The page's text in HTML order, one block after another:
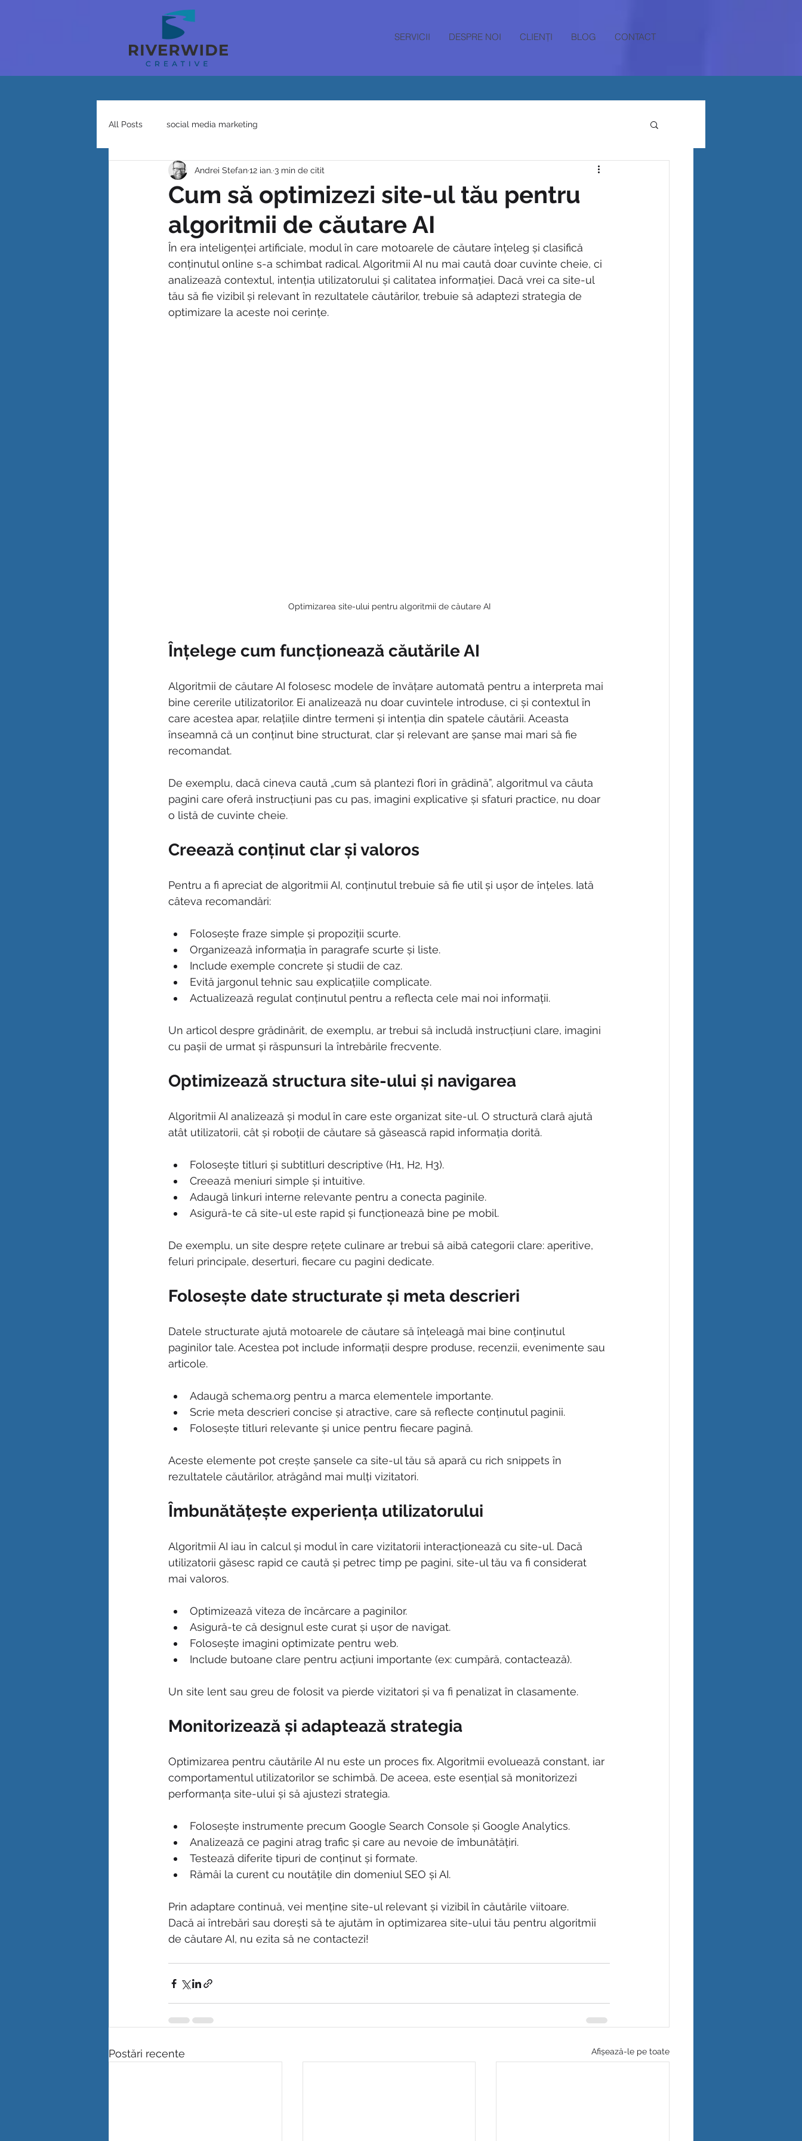
SERVICII DESPRE NOI CLIENȚI BLOG CONTACT
All Posts social media marketing
Cum să optimizezi site-ul tău pentru
algoritmii de căutare AI
Andrei Stefan12 ian. 3 min de citit
În era inteligenței artificiale, modul în care motoarele de căutare înțeleg și clasifică
conținutul online s-a schimbat radical. Algoritmii AI nu mai caută doar cuvinte cheie, ci
analizează contextul, intenția utilizatorului și calitatea informației. Dacă vrei ca site-ul
tău să fie vizibil și relevant în rezultatele căutărilor, trebuie să adaptezi strategia de
optimizare la aceste noi cerințe.
Optimizarea site-ului pentru algoritmii de căutare AI
Înțelege cum funcționează căutările AI
Algoritmii de căutare AI folosesc modele de învățare automată pentru a interpreta mai
bine cererile utilizatorilor. Ei analizează nu doar cuvintele introduse, ci și contextul în
care acestea apar, relațiile dintre termeni și intenția din spatele căutării. Aceasta
înseamnă că un conținut bine structurat, clar și relevant are șanse mai mari să fie
recomandat.
De exemplu, dacă cineva caută „cum să plantezi flori în grădină”, algoritmul va căuta
pagini care oferă instrucțiuni pas cu pas, imagini explicative și sfaturi practice, nu doar
o listă de cuvinte cheie.
Creează conținut clar și valoros
Pentru a fi apreciat de algoritmii AI, conținutul trebuie să fie util și ușor de înțeles. Iată
câteva recomandări:
Folosește fraze simple și propoziții scurte.
Organizează informația în paragrafe scurte și liste.
Include exemple concrete și studii de caz.
Evită jargonul tehnic sau explicațiile complicate.
Actualizează regulat conținutul pentru a reflecta cele mai noi informații.
Un articol despre grădinărit, de exemplu, ar trebui să includă instrucțiuni clare, imagini
cu pașii de urmat și răspunsuri la întrebările frecvente.
Optimizează structura site-ului și navigarea
Algoritmii AI analizează și modul în care este organizat site-ul. O structură clară ajută
atât utilizatorii, cât și roboții de căutare să găsească rapid informația dorită.
Folosește titluri și subtitluri descriptive (H1, H2, H3).
Creează meniuri simple și intuitive.
Adaugă linkuri interne relevante pentru a conecta paginile.
Asigură-te că site-ul este rapid și funcționează bine pe mobil.
De exemplu, un site despre rețete culinare ar trebui să aibă categorii clare: aperitive,
feluri principale, deserturi, fiecare cu pagini dedicate.
Folosește date structurate și meta descrieri
Datele structurate ajută motoarele de căutare să înțeleagă mai bine conținutul
paginilor tale. Acestea pot include informații despre produse, recenzii, evenimente sau
articole.
Adaugă schema.org pentru a marca elementele importante.
Scrie meta descrieri concise și atractive, care să reflecte conținutul paginii.
Folosește titluri relevante și unice pentru fiecare pagină.
Aceste elemente pot crește șansele ca site-ul tău să apară cu rich snippets în
rezultatele căutărilor, atrăgând mai mulți vizitatori.
Îmbunătățește experiența utilizatorului
Algoritmii AI iau în calcul și modul în care vizitatorii interacționează cu site-ul. Dacă
utilizatorii găsesc rapid ce caută și petrec timp pe pagini, site-ul tău va fi considerat
mai valoros.
Optimizează viteza de încărcare a paginilor.
Asigură-te că designul este curat și ușor de navigat.
Folosește imagini optimizate pentru web.
Include butoane clare pentru acțiuni importante (ex: cumpără, contactează).
Un site lent sau greu de folosit va pierde vizitatori și va fi penalizat în clasamente.
Monitorizează și adaptează strategia
Optimizarea pentru căutările AI nu este un proces fix. Algoritmii evoluează constant, iar
comportamentul utilizatorilor se schimbă. De aceea, este esențial să monitorizezi
performanța site-ului și să ajustezi strategia.
Folosește instrumente precum Google Search Console și Google Analytics.
Analizează ce pagini atrag trafic și care au nevoie de îmbunătățiri.
Testează diferite tipuri de conținut și formate.
Rămâi la curent cu noutățile din domeniul SEO și AI.
Prin adaptare continuă, vei menține site-ul relevant și vizibil în căutările viitoare.
Dacă ai întrebări sau dorești să te ajutăm în optimizarea site-ului tău pentru algoritmii
de căutare AI, nu ezita să ne contactezi!
Postări recente Afișează-le pe toate